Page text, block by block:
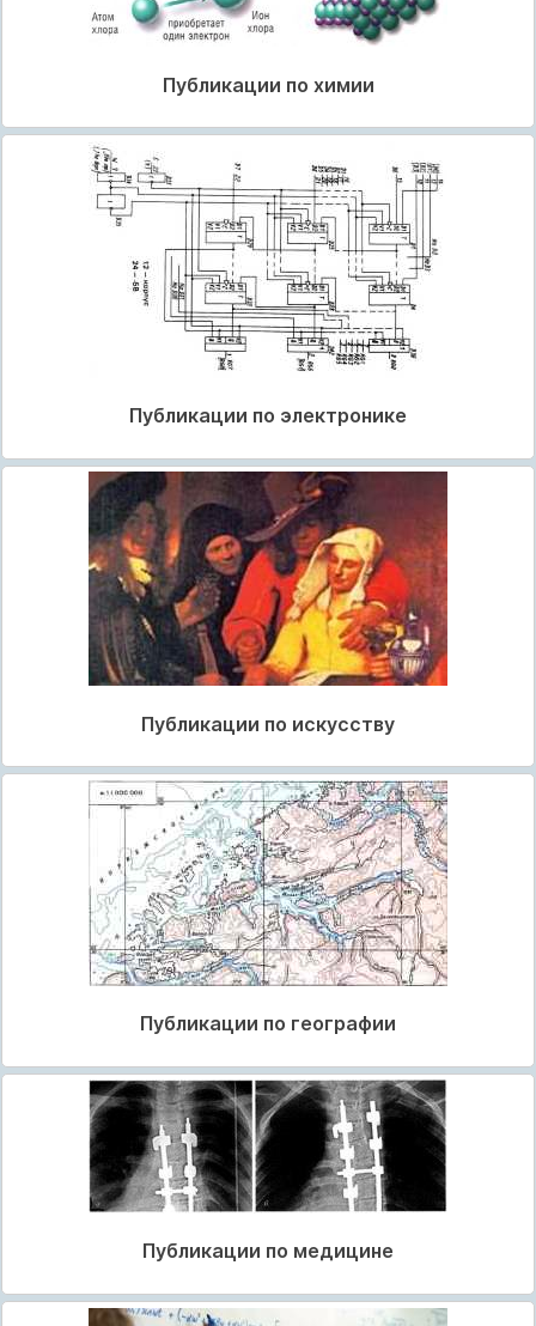
Публикации по химии
Публикации по электронике
Публикации по искусству
Публикации по географии
Публикации по медицине